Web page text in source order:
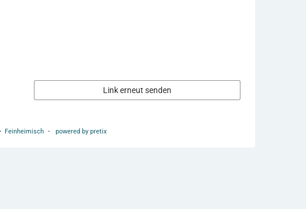
Link erneut senden
Feinheimisch powered by pretix